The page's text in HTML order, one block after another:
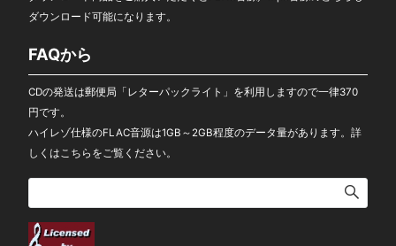
ダウンロード可能になります。
FAQから
CDの発送は郵便局「レターパックライト」を利用しますので一律370
円です。
ハイレゾ仕様のFLAC音源は1GB～2GB程度のデータ量があります。 詳
しくはこちらをご覧ください。